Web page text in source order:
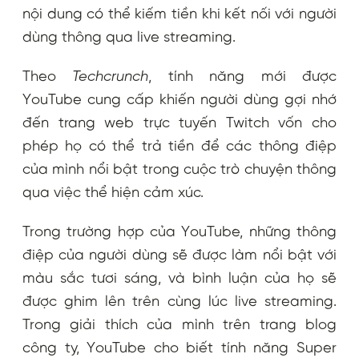
nội dung có thể kiếm tiền khi kết nối với người
dùng thông qua live streaming.
Theo Techcrunch, tính năng mới được
YouTube cung cấp khiến người dùng gợi nhớ
đến trang web trực tuyến Twitch vốn cho
phép họ có thể trả tiền để các thông điệp
của mình nổi bật trong cuộc trò chuyện thông
qua việc thể hiện cảm xúc.
Trong trường hợp của YouTube, những thông
điệp của người dùng sẽ được làm nổi bật với
màu sắc tươi sáng, và bình luận của họ sẽ
được ghim lên trên cùng lúc live streaming.
Trong giải thích của mình trên trang blog
công ty, YouTube cho biết tính năng Super